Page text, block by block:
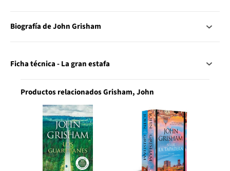
Biografía de John Grisham
Ficha técnica - La gran estafa
Productos relacionados Grisham, John